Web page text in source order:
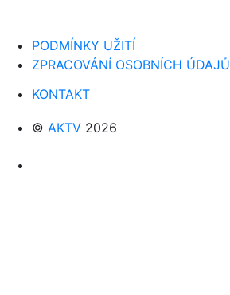
PODMÍNKY UŽITÍ
ZPRACOVÁNÍ OSOBNÍCH ÚDAJŮ
KONTAKT
© AKTV 2026